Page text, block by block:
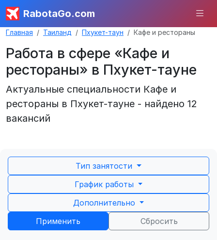
RabotaGo.com
Главная Таиланд Пхукет-таун Кафе и рестораны
Работа в сфере «Кафе и
рестораны» в Пхукет-тауне
Актуальные специальности Кафе и
рестораны в Пхукет-тауне - найдено 12
вакансий
Тип занятости
График работы
Дополнительно
Применить
Сбросить